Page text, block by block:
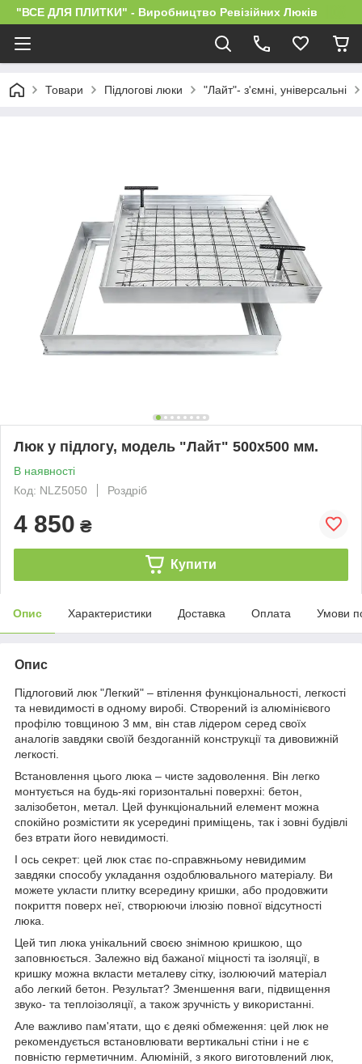
"ВСЕ ДЛЯ ПЛИТКИ" - Виробництво Ревізійних Люків
Товари Підлогові люки "Лайт"- з'ємні, універсальні
Люк у підлогу, модель "Лайт" 500х500 мм.
В наявності
Код: NLZ5050
Роздріб
4 850 ₴
Купити
Опис Характеристики Доставка Оплата Умови
Опис
Підлоговий люк "Легкий" – втілення функціональності, легкості
та невидимості в одному виробі. Створений із алюмінієвого
профілю товщиною 3 мм, він став лідером серед своїх
аналогів завдяки своїй бездоганній конструкції та дивовижній
легкості.
Встановлення цього люка – чисте задоволення. Він легко
монтується на будь-які горизонтальні поверхні: бетон,
залізобетон, метал. Цей функціональний елемент можна
спокійно розмістити як усередині приміщень, так і зовні будівлі
без втрати його невидимості.
І ось секрет: цей люк стає по-справжньому невидимим
завдяки способу укладання оздоблювального матеріалу. Ви
можете укласти плитку всередину кришки, або продовжити
покриття поверх неї, створюючи ілюзію повної відсутності
люка.
Цей тип люка унікальний своєю знімною кришкою, що
заповнюється. Залежно від бажаної міцності та ізоляції, в
кришку можна вкласти металеву сітку, ізолюючий матеріал
або легкий бетон. Результат? Зменшення ваги, підвищення
звуко- та теплоізоляції, а також зручність у використанні.
Але важливо пам'ятати, що є деякі обмеження: цей люк не
рекомендується встановлювати вертикальні стіни і не є
повністю герметичним. Алюміній, з якого виготовлений люк,